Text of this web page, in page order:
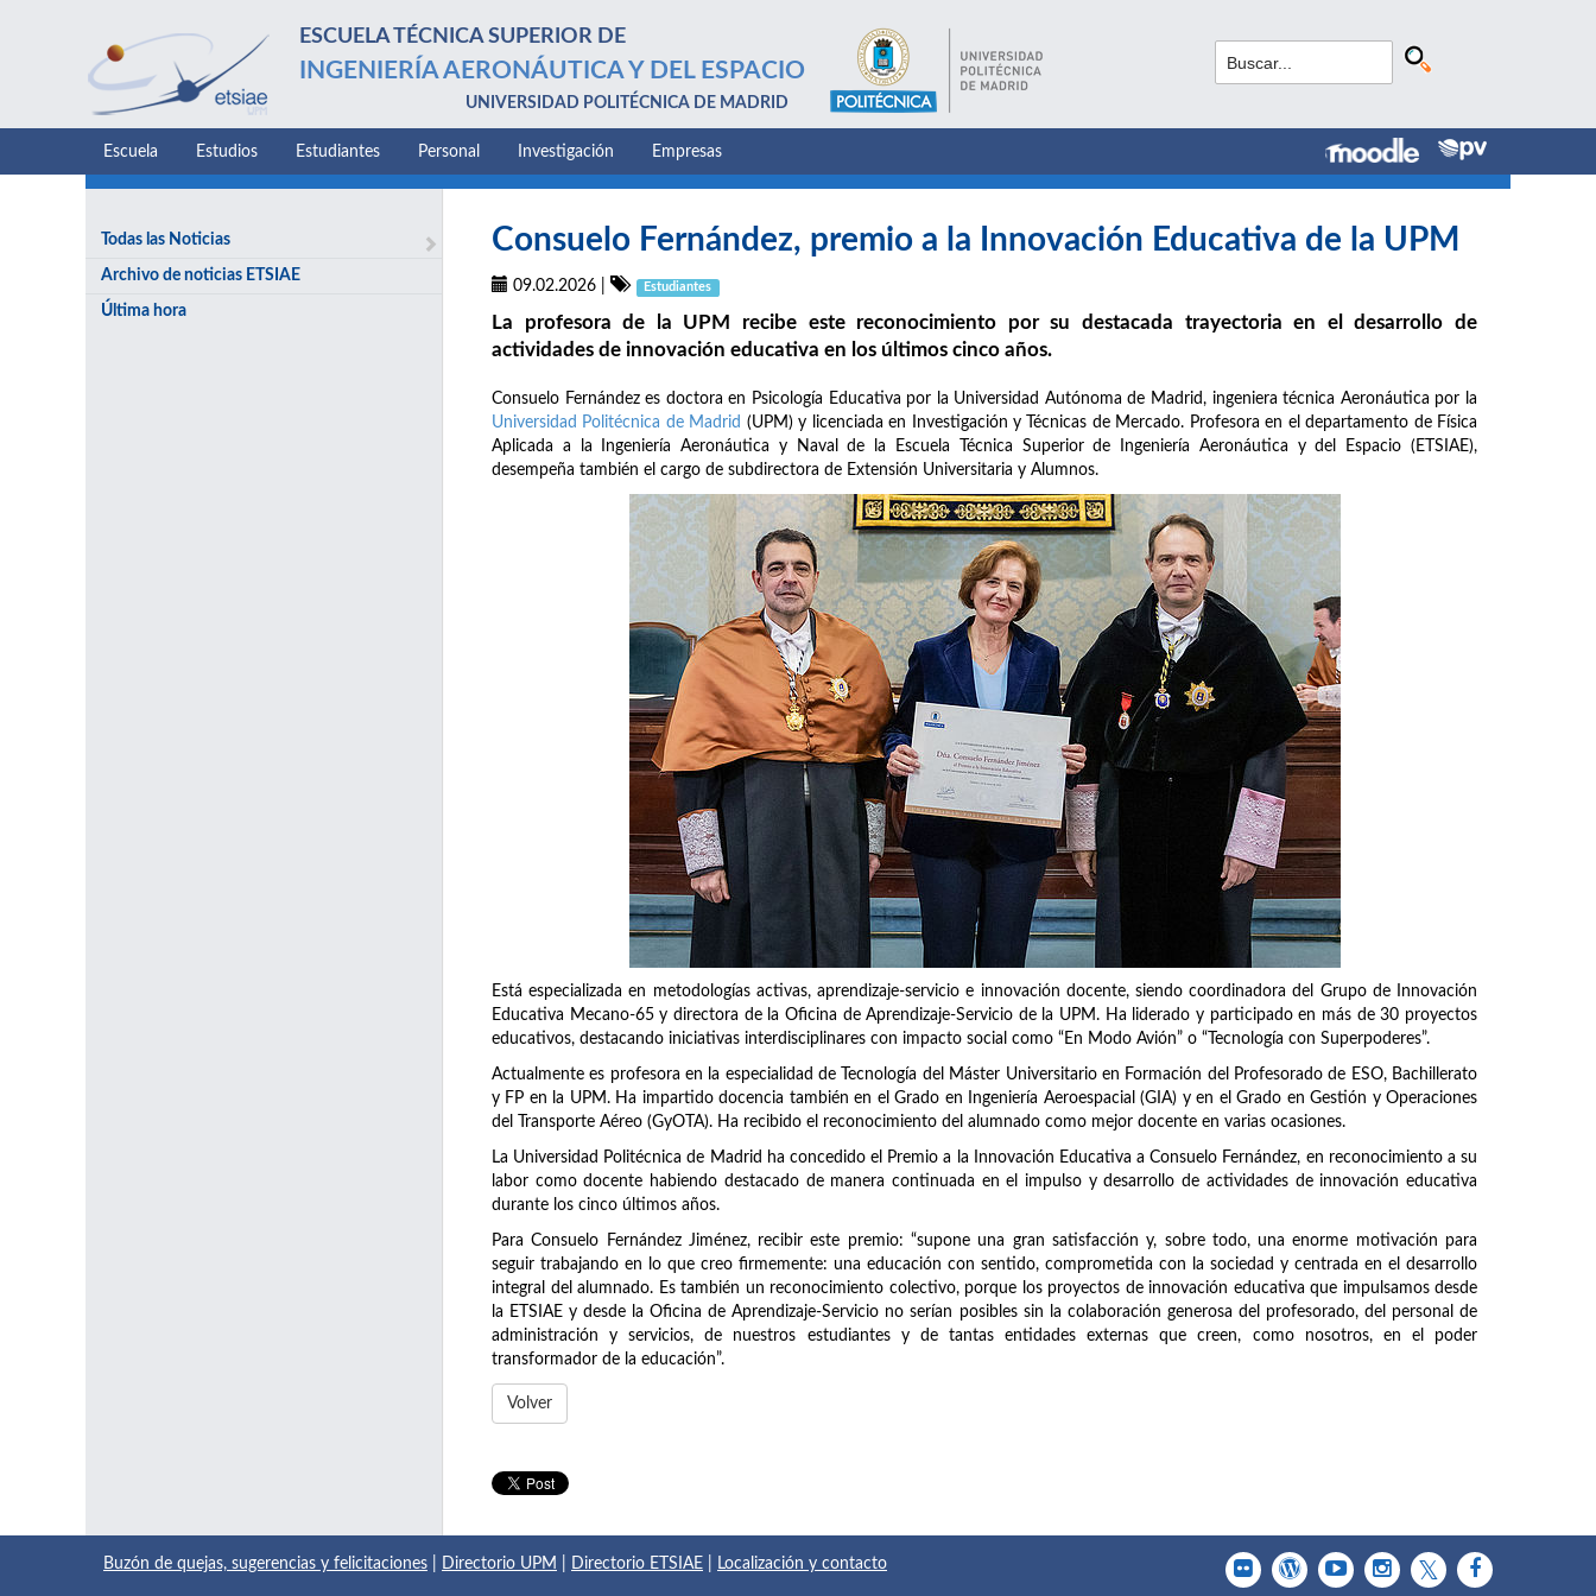
ESCUELA TÉCNICA SUPERIOR DE
INGENIERÍA AERONÁUTICA Y DEL ESPACIO
UNIVERSIDAD POLITÉCNICA DE MADRID
Escuela Estudios Estudiantes Personal Investigación Empresas
Todas las Noticias
Archivo de noticias ETSIAE
Última hora
Consuelo Fernández, premio a la Innovación Educativa de la UPM
09.02.2026 Estudiantes
La profesora de la UPM recibe este reconocimiento por su destacada trayectoria en el desarrollo de
actividades de innovación educativa en los últimos cinco años.
Consuelo Fernández es doctora en Psicología Educativa por la Universidad Autónoma de Madrid, ingeniera técnica Aeronáutica por la
Universidad Politécnica de Madrid (UPM) y licenciada en Investigación y Técnicas de Mercado. Profesora en el departamento de Física
Aplicada a la Ingeniería Aeronáutica y Naval de la Escuela Técnica Superior de Ingeniería Aeronáutica y del Espacio (ETSIAE),
desempeña también el cargo de subdirectora de Extensión Universitaria y Alumnos.
Está especializada en metodologías activas, aprendizaje-servicio e innovación docente, siendo coordinadora del Grupo de Innovación
Educativa Mecano-65 y directora de la Oficina de Aprendizaje-Servicio de la UPM. Ha liderado y participado en más de 30 proyectos
educativos, destacando iniciativas interdisciplinares con impacto social como “En Modo Avión” o “Tecnología con Superpoderes”.
Actualmente es profesora en la especialidad de Tecnología del Máster Universitario en Formación del Profesorado de ESO, Bachillerato
y FP en la UPM. Ha impartido docencia también en el Grado en Ingeniería Aeroespacial (GIA) y en el Grado en Gestión y Operaciones
del Transporte Aéreo (GyOTA). Ha recibido el reconocimiento del alumnado como mejor docente en varias ocasiones.
La Universidad Politécnica de Madrid ha concedido el Premio a la Innovación Educativa a Consuelo Fernández, en reconocimiento a su
labor como docente habiendo destacado de manera continuada en el impulso y desarrollo de actividades de innovación educativa
durante los cinco últimos años.
Para Consuelo Fernández Jiménez, recibir este premio: “supone una gran satisfacción y, sobre todo, una enorme motivación para
seguir trabajando en lo que creo firmemente: una educación con sentido, comprometida con la sociedad y centrada en el desarrollo
integral del alumnado. Es también un reconocimiento colectivo, porque los proyectos de innovación educativa que impulsamos desde
la ETSIAE y desde la Oficina de Aprendizaje-Servicio no serían posibles sin la colaboración generosa del profesorado, del personal de
administración y servicios, de nuestros estudiantes y de tantas entidades externas que creen, como nosotros, en el poder
transformador de la educación”.
Volver
Buzón de quejas, sugerencias y felicitaciones Directorio UPM Directorio ETSIAE Localización y contacto